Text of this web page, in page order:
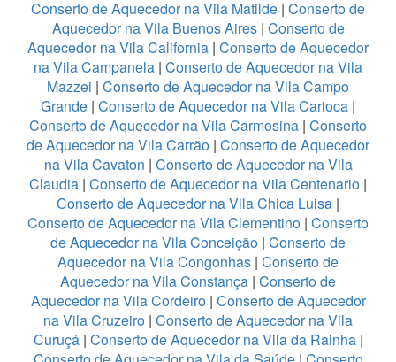
Conserto de Aquecedor na Vila Matilde | Conserto de
Aquecedor na Vila Buenos Aires| Conserto de
Aquecedor na Vila California | Conserto de Aquecedor
na Vila Campanela | Conserto de Aquecedor na Vila
Mazzei | Conserto de Aquecedor na Vila Campo
Grande | Conserto de Aquecedor na Vila Carioca |
Conserto de Aquecedor na Vila Carmosina | Conserto
de Aquecedor na Vila Carrão | Conserto de Aquecedor
na Vila Cavaton | Conserto de Aquecedor na Vila
Claudia | Conserto de Aquecedor na Vila Centenario |
Conserto de Aquecedor na Vila Chica Luisa |
Conserto de Aquecedor na Vila Clementino | Conserto
de Aquecedor na Vila Conceição | Conserto de
Aquecedor na Vila Congonhas | Conserto de
Aquecedor na Vila Constança | Conserto de
Aquecedor na Vila Cordeiro| Conserto de Aquecedor
na Vila Cruzeiro | Conserto de Aquecedor na Vila
Curuçá | Conserto de Aquecedor na Vila da Rainha |